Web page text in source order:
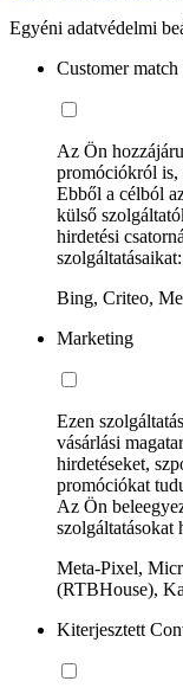
Egyéni adatvédelmi
Customer
Az Ön
promóciókról is,
Ebből a célból
külső
hirdetési
szolgáltatásaikat:
Bing, Criteo,
Marketing
Ezen
vásárlási
hirdetéseket,
promóciókat
Az Ön
szolgáltatásokat
Meta-Pixel,
(RTBHouse),
Kiterjesztett